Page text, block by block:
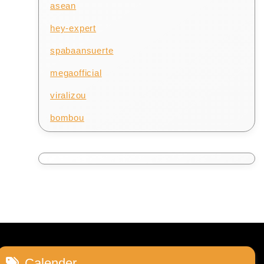
asean
hey-expert
spabaansuerte
megaofficial
viralizou
bombou